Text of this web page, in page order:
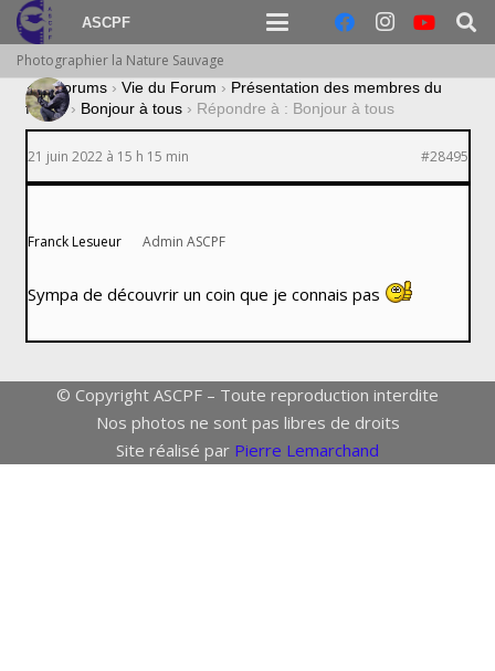
ASCPF
Photographier la Nature Sauvage
› Forums › Vie du Forum › Présentation des membres du
forum › Bonjour à tous › Répondre à : Bonjour à tous
21 juin 2022 à 15 h 15 min #28495
Franck Lesueur Admin ASCPF
Sympa de découvrir un coin que je connais pas
© Copyright ASCPF – Toute reproduction interdite
Nos photos ne sont pas libres de droits
Site réalisé par Pierre Lemarchand